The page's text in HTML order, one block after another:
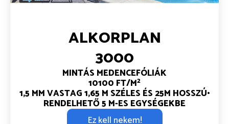
ALKORPLAN
3000
MINTÁS MEDENCEFÓLIÁK
10100 FT/M2
1,5 MM VASTAG1,65 M SZÉLES ÉS 25M HOSSZÚ•
RENDELHETŐ 5 M-ES EGYSÉGEKBE
Ez kell nekem!